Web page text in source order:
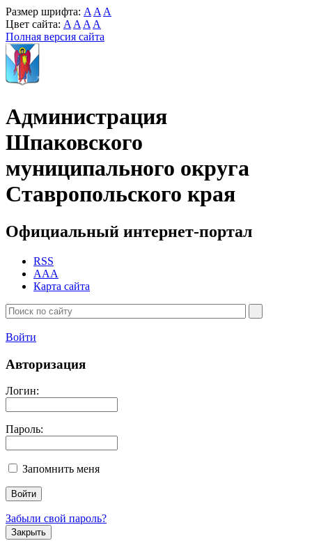
Размер шрифта: A A A
Цвет сайта: A A A A
Полная версия сайта
Администрация
Шпаковского
муниципального округа
Ставропольского края
Официальный интернет-портал
RSS
AAA
Карта сайта
Войти
Авторизация
Логин:
Пароль:
Запомнить меня
Забыли свой пароль?
Закрыть